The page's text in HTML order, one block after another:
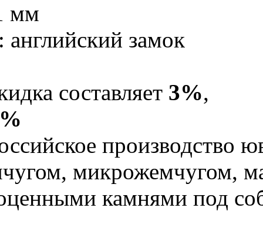
мм
английский замок
составляет 3%,
производство
микрожемчугом,
камнями под